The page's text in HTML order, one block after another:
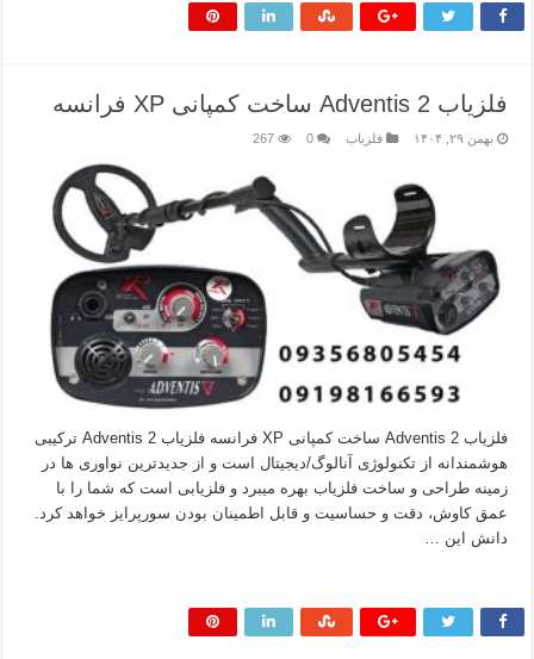
فلزیاب Adventis 2 ساخت کمپانی XP فرانسه
بهمن ۲۹, ۱۴۰۴ فلزیاب 0
267
فلزیاب Adventis 2 ساخت کمپانی XP فرانسه فلزیاب Adventis 2 ترکیبی
هوشمندانه از تکنولوژی آنالوگ/دیجیتال است و از جدیدترین نواوری ها در
زمینه طراحی و ساخت فلزیاب بهره میبرد و فلزیابی است که شما را با
عمق کاوش، دقت و حساسیت و قابل اطمینان بودن سورپرایز خواهد کرد.
دانش این …